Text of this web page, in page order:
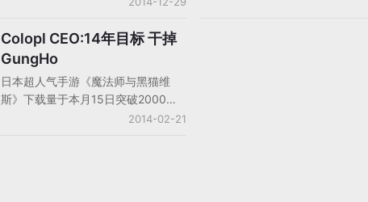
《魔法师与黑猫维斯》、《白猫计
划》等产品的连续成功如今已然是日
本手游行业里的优等生。不过国内对
COLOPL的了解大都起于《魔法师与
黑猫维斯》或者定位型游戏，
COLOPL的诞生乃至诞生前的那些事
Colopl CEO:14年目标 干掉
GungHo
日本超人气手游《魔法师与黑猫维
斯》下载量于本月15日突破2000万
大关。其制作公司Colopl的去年的营
2014-02-21